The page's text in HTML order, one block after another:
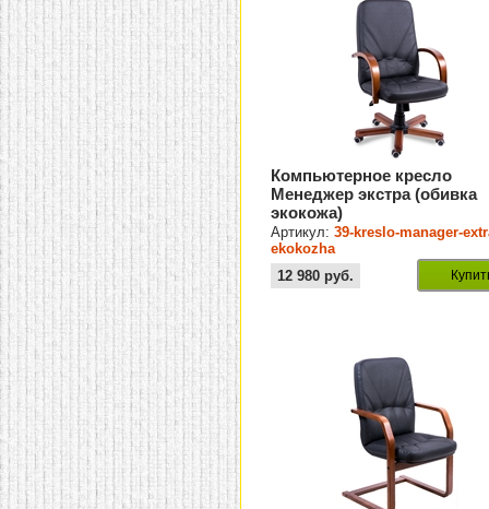
Компьютерное кресло
Менеджер экстра (обивка
экокожа)
Артикул:39-kreslo-manager-
ekokozha
12 980 руб.